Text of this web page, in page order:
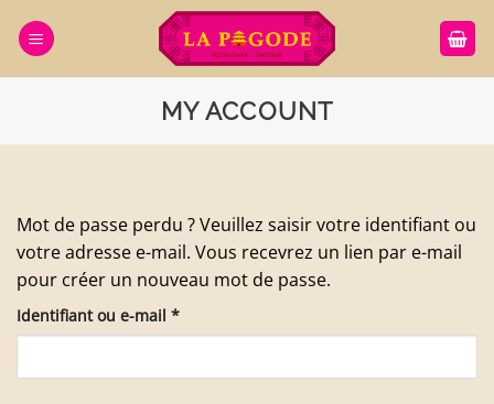
au
MY ACCOUNT
Mot de passe perdu ? Veuillez saisir votre identifiant ou
votre adresse e-mail. Vous recevrez un lien par e-mail
pour créer un nouveau mot de passe.
Identifiant ou e-mail *Obligatoire